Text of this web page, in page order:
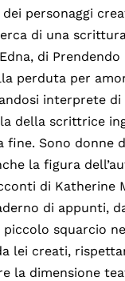
personaggi
di una
di
perduta per
interprete
della scrittrice
Sono donne
la figura
di Katherine
di appunti,
squarcio
lei creati,
la dimensione